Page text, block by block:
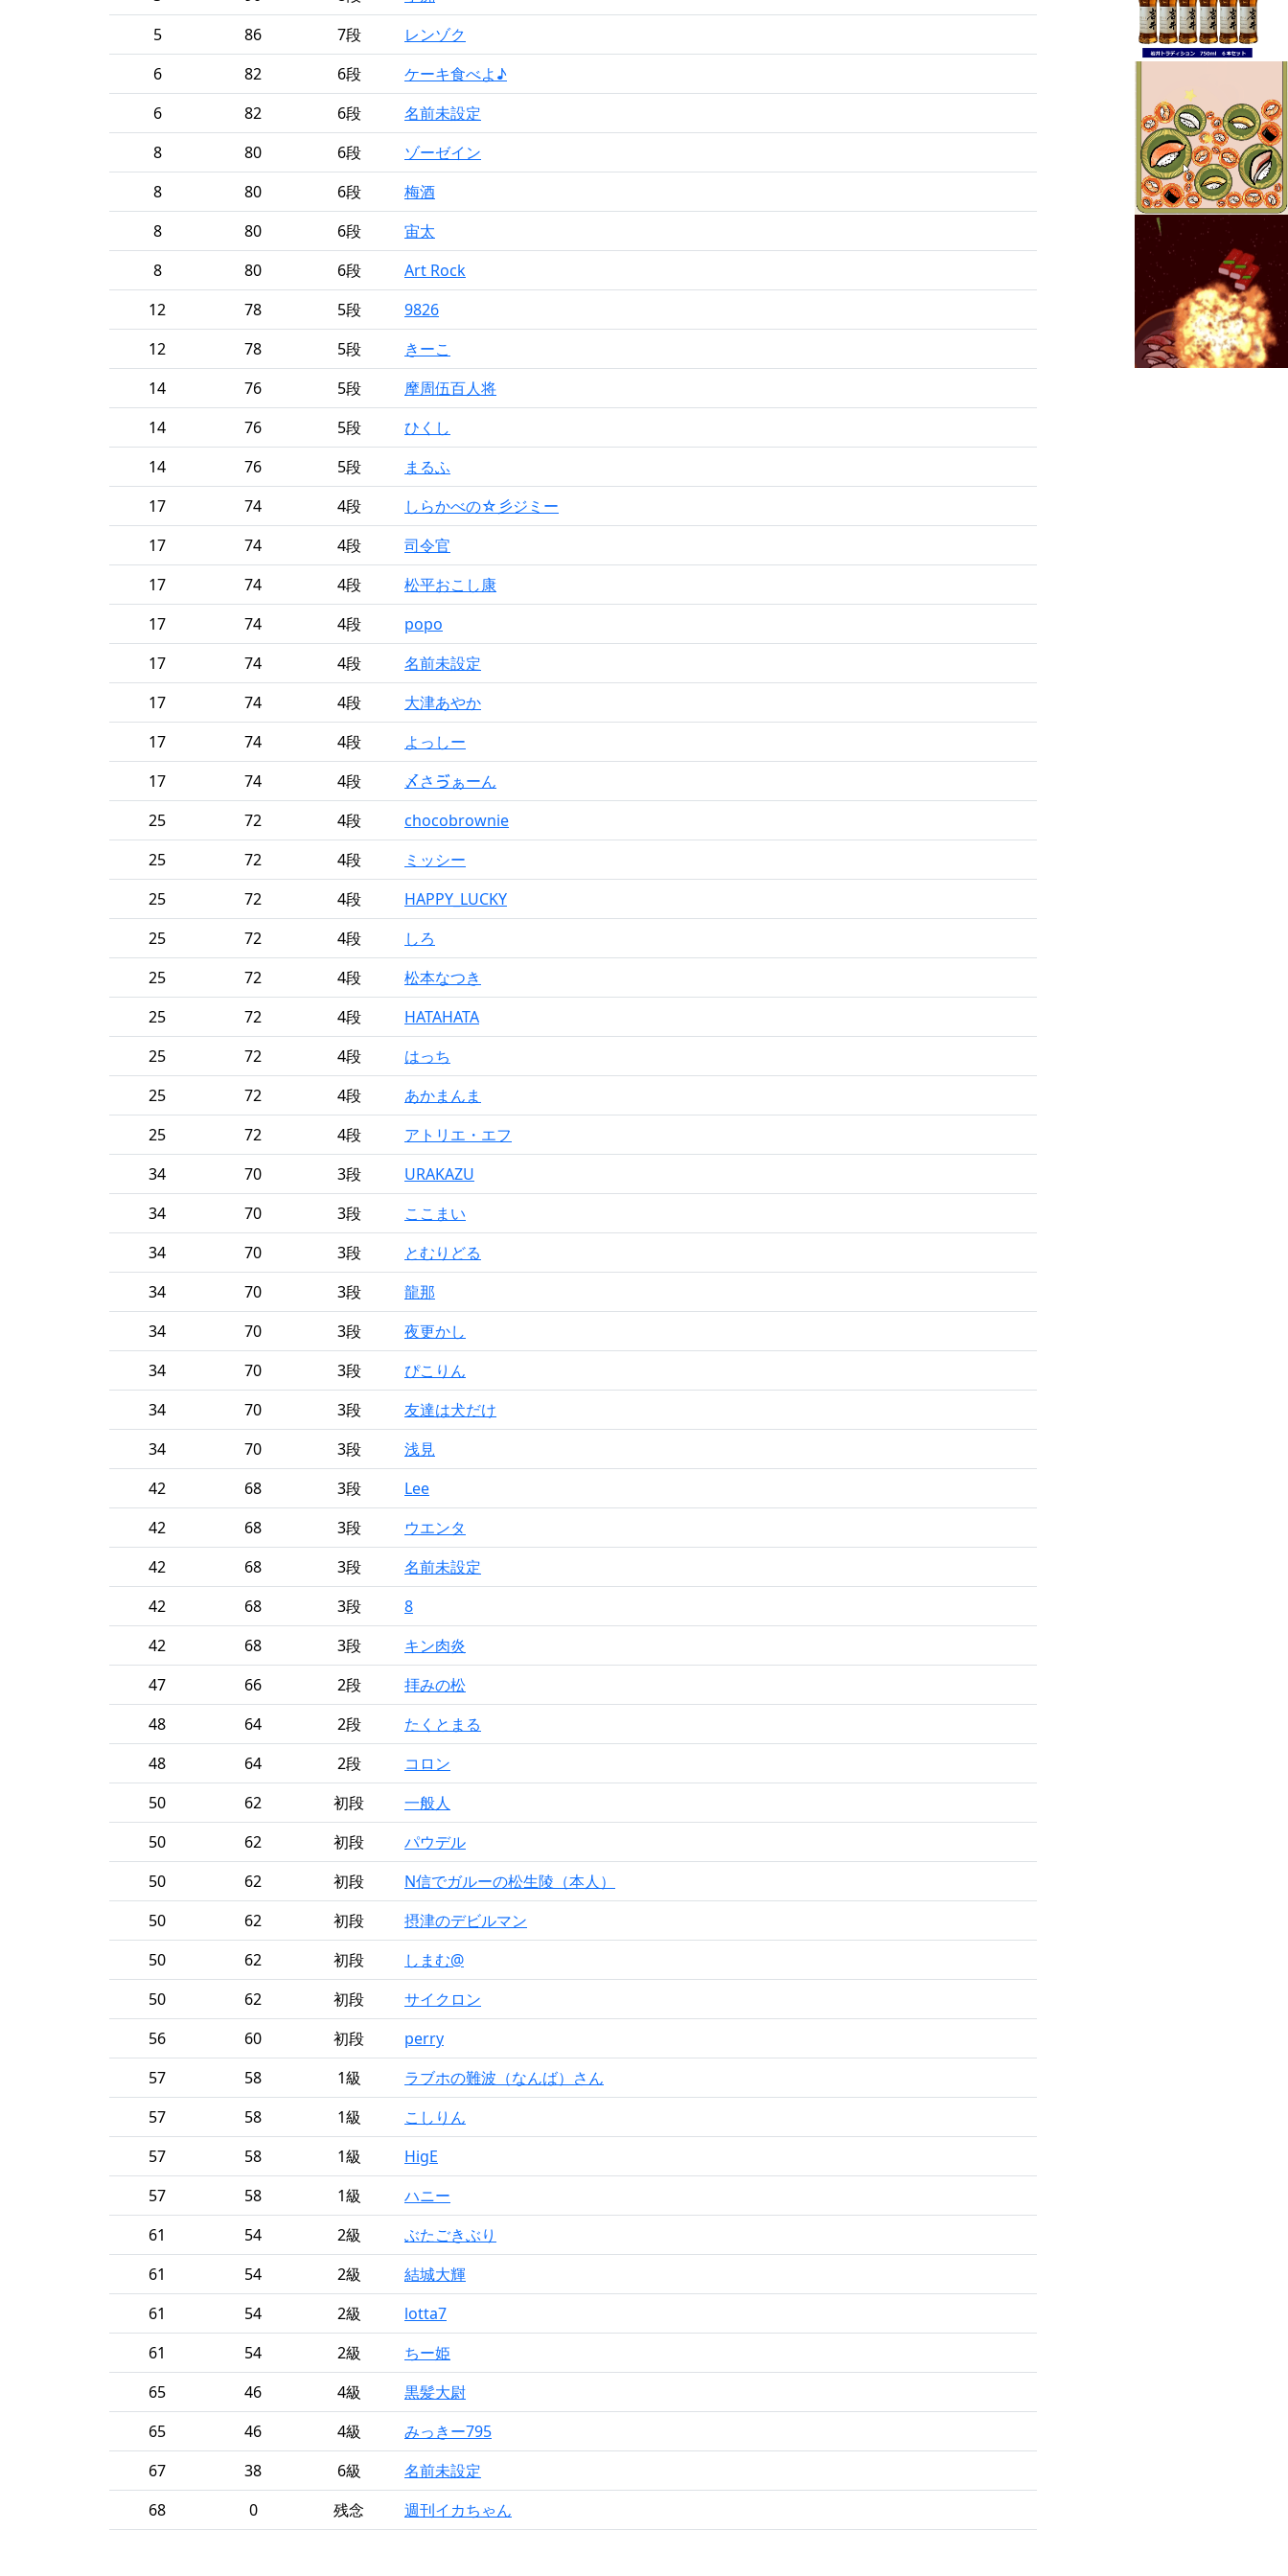
5
86 7段
レンゾク
6
82 6段
ケーキ食べよ♪
6
82 6段
名前未設定
8
80 6段
ゾーゼイン
8
80 6段
梅酒
8
80 6段
宙太
8
80 6段
Art Rock
12
78 5段
9826
12
78 5段
きーこ
14
76 5段
摩周伍百人将
14
76 5段
ひくし
14
76 5段
まるふ
17
74 4段
しらかべの☆彡ジミー
17
74 4段
司令官
17
74 4段
松平おこし康
17
74 4段
popo
17
74 4段
名前未設定
17
74 4段
大津あやか
17
74 4段
よっしー
17
74 4段
〆さゔぁーん
25
72 4段
chocobrownie
25
72 4段
ミッシー
25
72 4段
HAPPY_LUCKY
25
72 4段
しろ
25
72 4段
松本なつき
25
72 4段
HATAHATA
25
72 4段
はっち
25
72 4段
あかまんま
25
72 4段
アトリエ・エフ
34
70 3段
URAKAZU
34
70 3段
ここまい
34
70 3段
とむりどる
34
70 3段
龍那
34
70 3段
夜更かし
34
70 3段
ぴこりん
34
70 3段
友達は犬だけ
34
70 3段
浅見
42
68 3段
Lee
42
68 3段
ウエンタ
42
68 3段
名前未設定
42
68 3段
8
42
68 3段
キン肉炎
47
66 2段
拝みの松
48
64 2段
たくとまる
48
64 2段
コロン
50
62 初段
一般人
50
62 初段
パウデル
50
62 初段
N信でガルーの松生陵（本人）
50
62 初段
摂津のデビルマン
50
62 初段
しまむ@
50
62 初段
サイクロン
56
60 初段
perry
57
58 1級
ラブホの難波（なんば）さん
57
58 1級
こしりん
57
58 1級
HigE
57
58 1級
ハニー
61
54 2級
ぶたごきぶり
61
54 2級
結城大輝
61
54 2級
lotta7
61
54 2級
ちー姫
65
46 4級
黒髪大尉
65
46 4級
みっきー795
67
38 6級
名前未設定
68
0 残念 週刊イカちゃん